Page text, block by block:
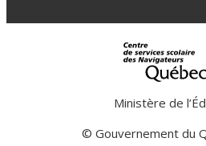
Ministère de
© Gouvernement du